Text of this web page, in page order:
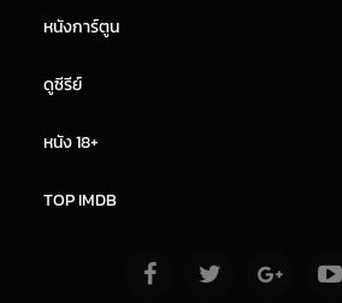
หนังการ์ตูน
ดูซีรีย์
หนัง 18+
TOP IMDB